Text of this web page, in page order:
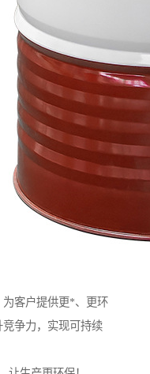
客户提供更*、更环
争力，实现可持续